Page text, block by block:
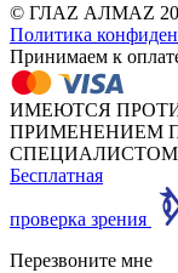
© ГЛАZ АЛМАZ
Политика
Принимаем к
ИМЕЮТСЯ
ПРИМЕНЕНИЕМ
Бесплатная
проверка зрения
Перезвоните мне